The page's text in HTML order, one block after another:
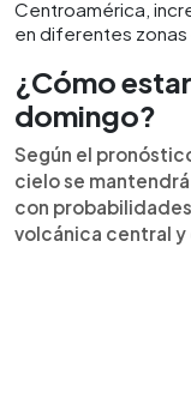
Centroamérica,
en diferentes zonas
¿Cómo
domingo?
Según el
cielo se
con
volcánica central